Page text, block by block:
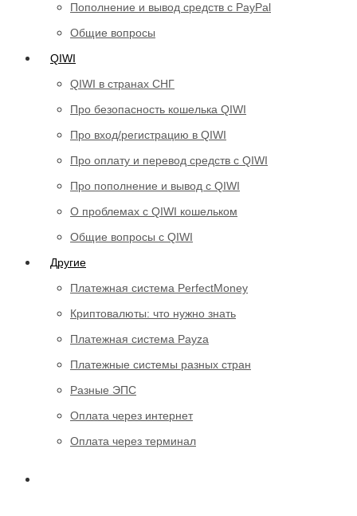
Пополнение и вывод средств с PayPal
Общие вопросы
QIWI
QIWI в странах СНГ
Про безопасность кошелька QIWI
Про вход/регистрацию в QIWI
Про оплату и перевод средств c QIWI
Про пополнение и вывод с QIWI
О проблемах с QIWI кошельком
Общие вопросы с QIWI
Другие
Платежная система PerfectMoney
Криптовалюты: что нужно знать
Платежная система Payza
Платежные системы разных стран
Разные ЭПС
Оплата через интернет
Оплата через терминал